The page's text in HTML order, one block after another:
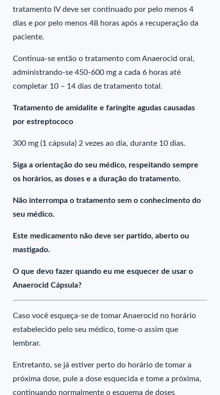
tratamento IV deve ser continuado por pelo menos 4
dias e por pelo menos 48 horas após a recuperação da
paciente.
Continua-se então o tratamento com Anaerocid oral,
administrando-se 450-600 mg a cada 6 horas até
completar 10 – 14 dias de tratamento total.
Tratamento de amidalite e faringite agudas causadas
por estreptococo
300 mg (1 cápsula) 2 vezes ao dia, durante 10 dias.
Siga a orientação do seu médico, respeitando sempre
os horários, as doses e a duração do tratamento.
Não interrompa o tratamento sem o conhecimento do
seu médico.
Este medicamento não deve ser partido, aberto ou
mastigado.
O que devo fazer quando eu me esquecer de usar o
Anaerocid Cápsula?
Caso você esqueça-se de tomar Anaerocid no horário
estabelecido pelo seu médico, tome-o assim que
lembrar.
Entretanto, se já estiver perto do horário de tomar a
próxima dose, pule a dose esquecida e tome a próxima,
continuando normalmente o esquema de doses